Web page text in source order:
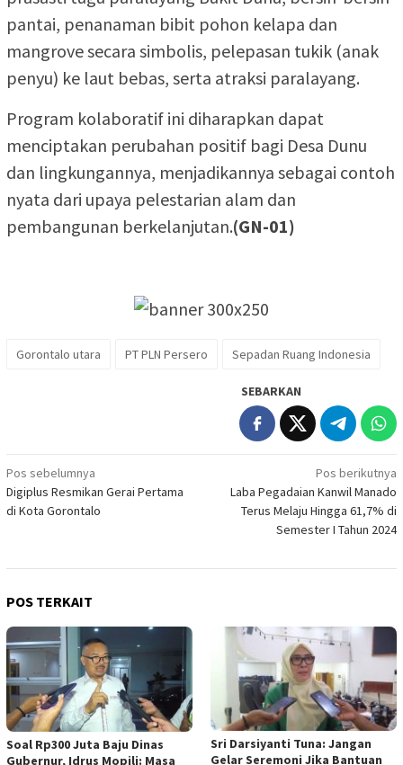
pantai, penanaman bibit pohon kelapa dan
mangrove secara simbolis, pelepasan tukik (anak
penyu) ke laut bebas, serta atraksi paralayang.
Program kolaboratif ini diharapkan dapat
menciptakan perubahan positif bagi Desa Dunu
dan lingkungannya, menjadikannya sebagai contoh
nyata dari upaya pelestarian alam dan
pembangunan berkelanjutan.(GN-01)
Gorontalo utara PT PLN Persero Sepadan Ruang Indonesia
SEBARKAN
Navigasi
pos
Pos sebelumnya
Digiplus Resmikan Gerai Pertama
di Kota Gorontalo
Pos berikutnya
Laba Pegadaian Kanwil Manado
Terus Melaju Hingga 61,7% di
Semester I Tahun 2024
POS TERKAIT
Soal Rp300 Juta Baju Dinas
Gubernur, Idrus Mopili: Masa
Sri Darsiyanti Tuna: Jangan
Gelar Seremoni Jika Bantuan